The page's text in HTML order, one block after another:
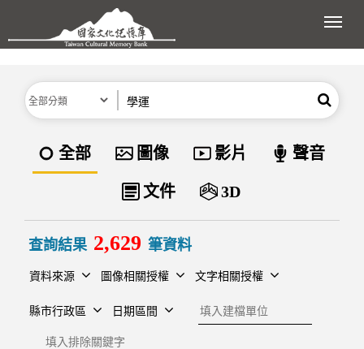
跳到主要內容區塊
展
分類 搜尋
資料類型
全部 圖像 影片 聲音
文件 3D
查詢結果 2,629 筆資料
資料來源 圖像相關授權 文字相關授權
縣市行政區 日期區間
建檔單位
排除關鍵字